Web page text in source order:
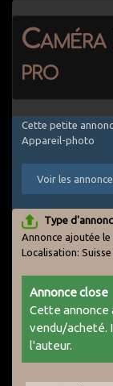
pro
Cette petite
Appareil-photo
Voir les
Type
Annonce ajoutée
Localisation:
Annonce close
Cette annonce
vendu/acheté.
l'auteur.